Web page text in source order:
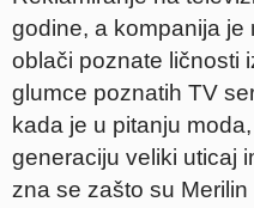
godine, a kompanija je
oblači poznate ličnosti
glumce poznatih TV
kada je u pitanju
generaciju veliki uticaj
zna se zašto su